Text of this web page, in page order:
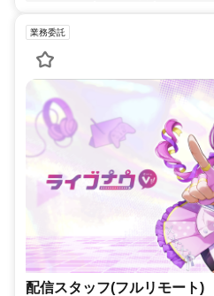
業務委託
配信スタッフ(フルリモート)